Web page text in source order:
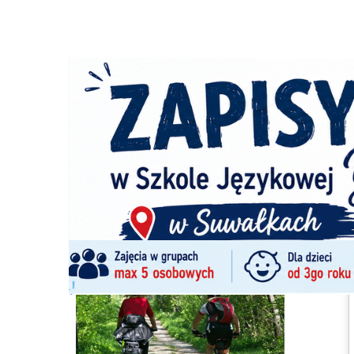
Ścieżka
nawigacyjna
Strona główna